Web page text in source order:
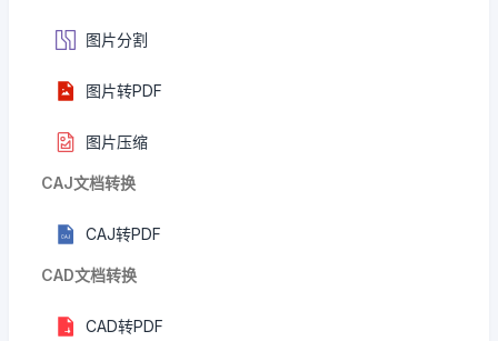
图片分割
图片转PDF
图片压缩
CAJ文档转换
CAJ转PDF
CAD文档转换
CAD转PDF